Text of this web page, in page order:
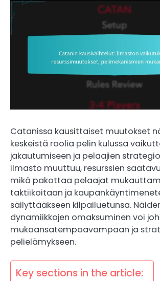
Catanissa kausittaiset muutokset
keskeistä roolia pelin kulussa
jakautumiseen ja pelaajien
ilmasto muuttuu, resurssien
mikä pakottaa pelaajat
taktiikoitaan ja
säilyttääkseen kilpailuetunsa.
dynamiikkojen omaksuminen voi
mukaansatempaavampaan ja
pelielämykseen.
Key sections in the article: